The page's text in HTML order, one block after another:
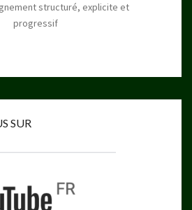
structuré, explicite et
progressif
SUR